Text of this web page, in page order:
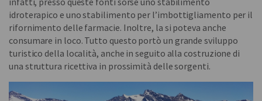
idroterapico e uno stabilimento per l’imbottigliamento per il
rifornimento delle farmacie. Inoltre, la si poteva anche
consumare in loco. Tutto questo portò un grande sviluppo
turistico della località, anche in seguito alla costruzione di
una struttura ricettiva in prossimità delle sorgenti.